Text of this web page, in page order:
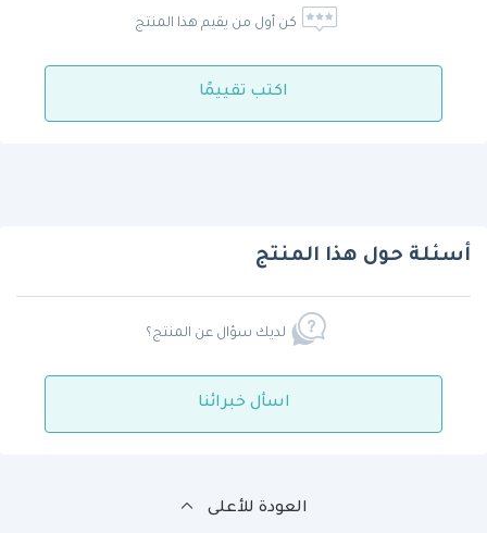
كن أول من يقيم هذا المنتج
اكتب تقييمًا
أسئلة حول هذا المنتج
لديك سؤال عن المنتج؟
اسأل خبرائنا
العودة للأعلى